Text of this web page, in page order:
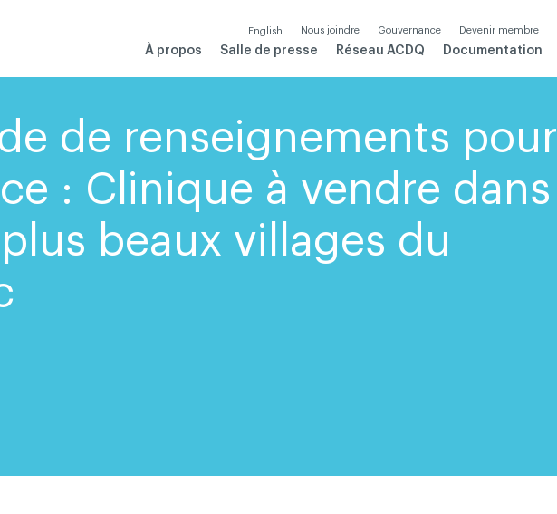
English Nous joindre Gouvernance Devenir membre
À propos Salle de presse Réseau ACDQ Documentation
de renseignements pour
: Clinique à vendre dans
beaux villages du